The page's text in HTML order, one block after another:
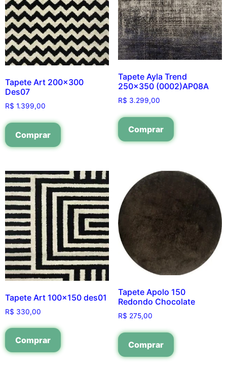
Tapete Art 200×300
Des07
R$ 1.399,00
Comprar
Tapete Ayla Trend
250×350 (0002)AP08A
R$ 3.299,00
Comprar
Tapete Art 100×150 des01
R$ 330,00
Comprar
Tapete Apolo 150
Redondo Chocolate
R$ 275,00
Comprar